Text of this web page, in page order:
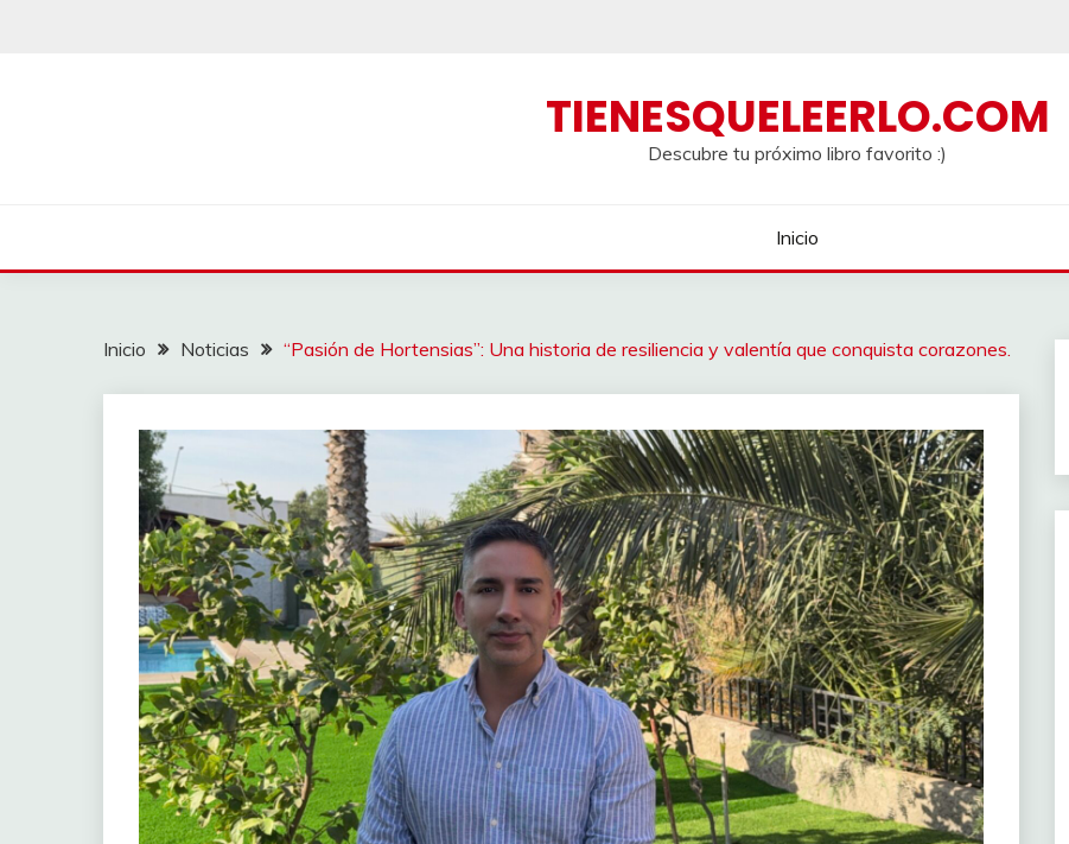
TIENESQUELEERLO.COM
Descubre tu próximo libro favorito :)
Inicio
Inicio Noticias “Pasión de Hortensias”: Una historia de resiliencia y valentía que conquista corazones.